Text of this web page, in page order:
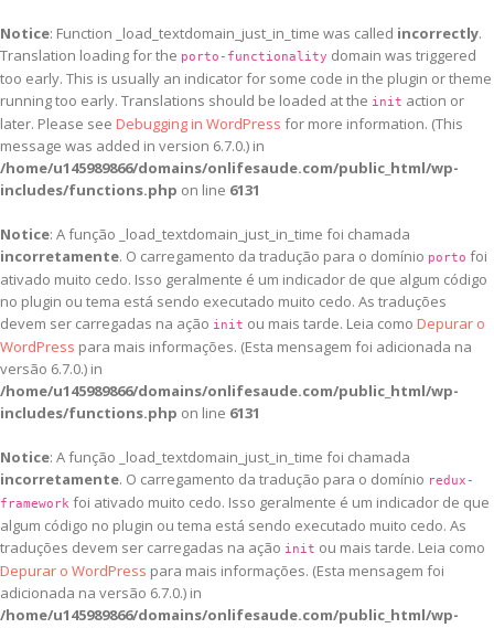
Notice: Function _load_textdomain_just_in_time was called incorrectly.
Translation loading for the porto-functionality domain was triggered
too early. This is usually an indicator for some code in the plugin or theme
running too early. Translations should be loaded at the init action or
later. Please see Debugging in WordPress for more information. (This
message was added in version 6.7.0.) in
/home/u145989866/domains/onlifesaude.com/public_html/wp-
includes/functions.php on line 6131
Notice: A função _load_textdomain_just_in_time foi chamada
incorretamente. O carregamento da tradução para o domínio porto foi
ativado muito cedo. Isso geralmente é um indicador de que algum código
no plugin ou tema está sendo executado muito cedo. As traduções
devem ser carregadas na ação init ou mais tarde. Leia como Depurar o
WordPress para mais informações. (Esta mensagem foi adicionada na
versão 6.7.0.) in
/home/u145989866/domains/onlifesaude.com/public_html/wp-
includes/functions.php on line 6131
Notice: A função _load_textdomain_just_in_time foi chamada
incorretamente. O carregamento da tradução para o domínio redux-
framework foi ativado muito cedo. Isso geralmente é um indicador de que
algum código no plugin ou tema está sendo executado muito cedo. As
traduções devem ser carregadas na ação init ou mais tarde. Leia como
Depurar o WordPress para mais informações. (Esta mensagem foi
adicionada na versão 6.7.0.) in
/home/u145989866/domains/onlifesaude.com/public_html/wp-